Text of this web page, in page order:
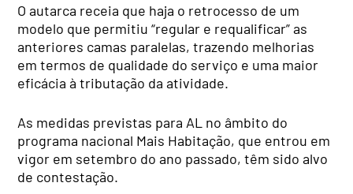
O autarca receia que haja o retrocesso de um
modelo que permitiu “regular e requalificar” as
anteriores camas paralelas, trazendo melhorias
em termos de qualidade do serviço e uma maior
eficácia à tributação da atividade.
As medidas previstas para AL no âmbito do
programa nacional Mais Habitação, que entrou em
vigor em setembro do ano passado, têm sido alvo
de contestação.